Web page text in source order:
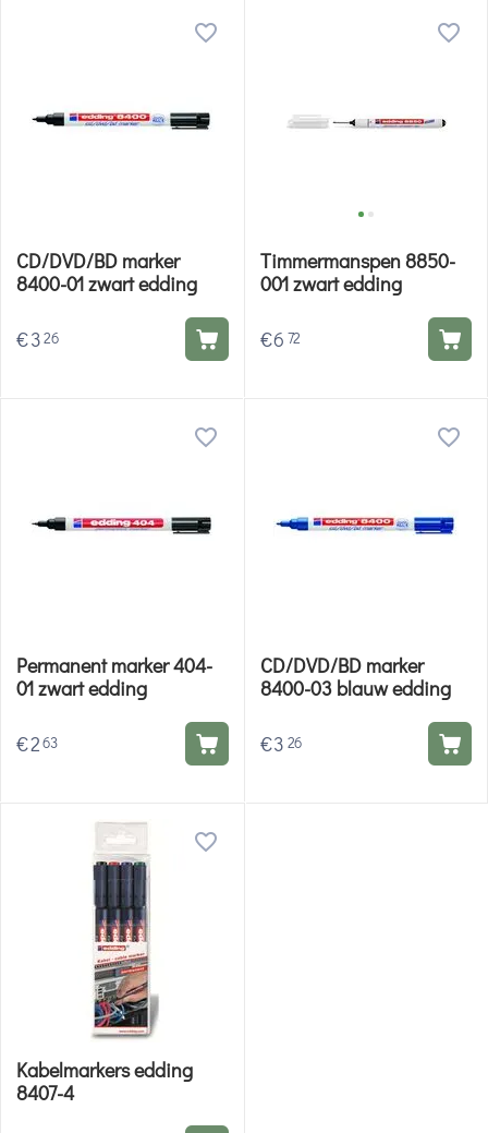
CD/DVD/BD marker
8400-01 zwart edding
€326
Timmermanspen 8850-
001 zwart edding
€6 72
Permanent marker 404-
01 zwart edding
€263
CD/DVD/BD marker
8400-03 blauw edding
€3 26
Kabelmarkers edding
8407-4